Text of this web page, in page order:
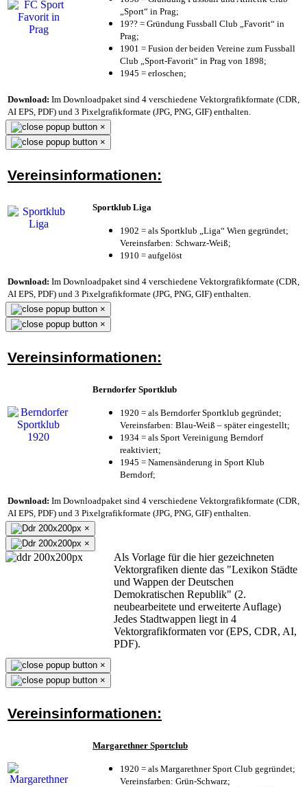
„Sport“ in Prag;
19?? = Gründung Fussball Club „Favorit“ in
Prag;
1901 = Fusion der beiden Vereine zum Fussball
Club „Sport-Favorit“ in Prag von 1898;
1945 = erloschen;
Download: Im Downloadpaket sind 4 verschiedene Vektorgrafikformate (CDR,
AI EPS, PDF) und 3 Pixelgrafikformate (JPG, PNG, GIF) enthalten.
×
×
Vereinsinformationen:
Sportklub Liga
1902 = als Sportklub „Liga“ Wien gegründet;
Vereinsfarben: Schwarz-Weiß;
1910 = aufgelöst
Download: Im Downloadpaket sind 4 verschiedene Vektorgrafikformate (CDR,
AI EPS, PDF) und 3 Pixelgrafikformate (JPG, PNG, GIF) enthalten.
×
×
Vereinsinformationen:
Berndorfer Sportklub
1920 = als Berndorfer Sportklub gegründet;
Vereinsfarben: Blau-Weiß – später eingestellt;
1934 = als Sport Vereinigung Berndorf
reaktiviert;
1945 = Namensänderung in Sport Klub
Berndorf;
Download: Im Downloadpaket sind 4 verschiedene Vektorgrafikformate (CDR,
AI EPS, PDF) und 3 Pixelgrafikformate (JPG, PNG, GIF) enthalten.
×
×
Als Vorlage für die hier gezeichneten
Vektorgrafiken diente das "Lexikon Städte
und Wappen der Deutschen
Demokratischen Republik" (2.
neubearbeitete und erweiterte Auflage)
Jedes Stadtwappen liegt in 4
Vektorgrafikformaten vor (EPS, CDR, AI,
PDF).
×
×
Vereinsinformationen:
Margarethner Sportclub
1920 = als Margarethner Sport Club gegründet;
Vereinsfarben: Grün-Schwarz;